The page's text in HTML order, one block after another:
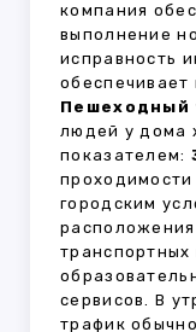
компания
выполнение
исправность
Пешеходный
людей у дома
показателем:
проходимости
городским
сервисов. В
трафик